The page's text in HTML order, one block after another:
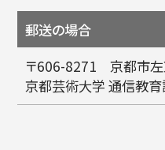
郵送の場合
〒606-8271 京都市
京都芸術大学 通信教育